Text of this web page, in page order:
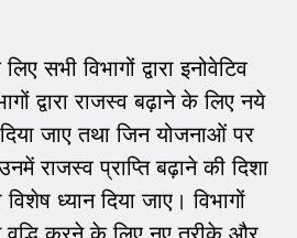
सभी विभागों द्वारा इनोवेटिव
द्वारा राजस्व बढ़ाने के लिए नये
जाए तथा जिन योजनाओं पर
राजस्व प्राप्ति बढ़ाने की दिशा
विशेष ध्यान दिया जाए। विभागों